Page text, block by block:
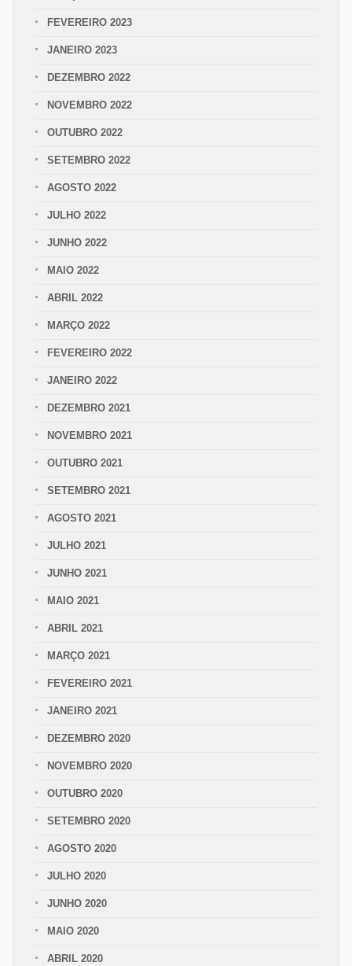
FEVEREIRO 2023
JANEIRO 2023
DEZEMBRO 2022
NOVEMBRO 2022
OUTUBRO 2022
SETEMBRO 2022
AGOSTO 2022
JULHO 2022
JUNHO 2022
MAIO 2022
ABRIL 2022
MARÇO 2022
FEVEREIRO 2022
JANEIRO 2022
DEZEMBRO 2021
NOVEMBRO 2021
OUTUBRO 2021
SETEMBRO 2021
AGOSTO 2021
JULHO 2021
JUNHO 2021
MAIO 2021
ABRIL 2021
MARÇO 2021
FEVEREIRO 2021
JANEIRO 2021
DEZEMBRO 2020
NOVEMBRO 2020
OUTUBRO 2020
SETEMBRO 2020
AGOSTO 2020
JULHO 2020
JUNHO 2020
MAIO 2020
ABRIL 2020